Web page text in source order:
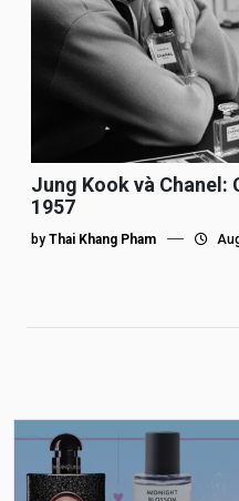
Jung Kook và Chanel:
1957
by Thai Khang Pham